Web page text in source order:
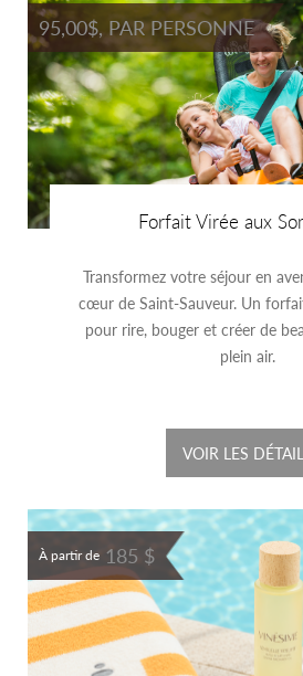
95,00$, PAR PERSONNE
Forfait Virée aux
Transformez votre séjour en
cœur de Saint-Sauveur. Un
pour rire, bouger et créer de
plein air.
VOIR LES
À partir de 185 $